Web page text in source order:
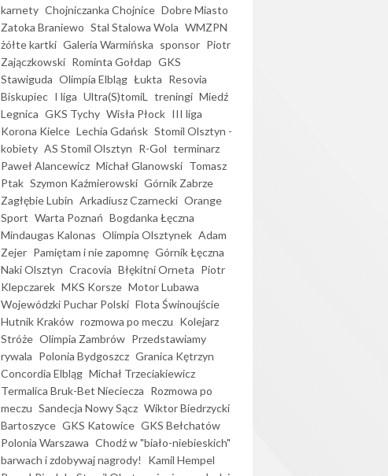
karnety Chojniczanka Chojnice Dobre Miasto
Zatoka Braniewo Stal Stalowa Wola WMZPN
żółte kartki Galeria Warmińska sponsor Piotr
Zajączkowski Rominta Gołdap GKS
Stawiguda Olimpia Elbląg Łukta Resovia
Biskupiec I liga Ultra(S)tomiL treningi Miedź
Legnica GKS Tychy Wisła Płock III liga
Korona Kielce Lechia Gdańsk Stomil Olsztyn -
kobiety AS Stomil Olsztyn R-Gol terminarz
Paweł Alancewicz Michał Glanowski Tomasz
Ptak Szymon Kaźmierowski Górnik Zabrze
Zagłębie Lubin Arkadiusz Czarnecki Orange
Sport Warta Poznań Bogdanka Łęczna
Mindaugas Kalonas Olimpia Olsztynek Adam
Zejer Pamiętam i nie zapomnę Górnik Łęczna
Naki Olsztyn Cracovia Błękitni Orneta Piotr
Klepczarek MKS Korsze Motor Lubawa
Wojewódzki Puchar Polski Flota Świnoujście
Hutnik Kraków rozmowa po meczu Kolejarz
Stróże Olimpia Zambrów Przedstawiamy
rywala Polonia Bydgoszcz Granica Kętrzyn
Concordia Elbląg Michał Trzeciakiewicz
Termalica Bruk-Bet Nieciecza Rozmowa po
meczu Sandecja Nowy Sącz Wiktor Biedrzycki
Bartoszyce GKS Katowice GKS Bełchatów
Polonia Warszawa Chodź w "biało-niebieskich"
barwach i zdobywaj nagrody!
Kamil Hempel